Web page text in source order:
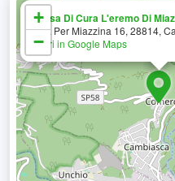
Casa Di Cura L'eremo Di
Via Per Miazzina 16, 28814,
Apri in Google Maps
+
−